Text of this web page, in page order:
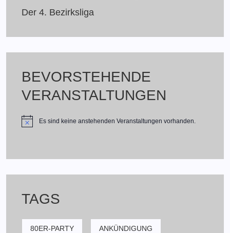
Der 4. Bezirksliga
BEVORSTEHENDE
VERANSTALTUNGEN
Es sind keine anstehenden Veranstaltungen vorhanden.
TAGS
80ER-PARTY ANKÜNDIGUNG